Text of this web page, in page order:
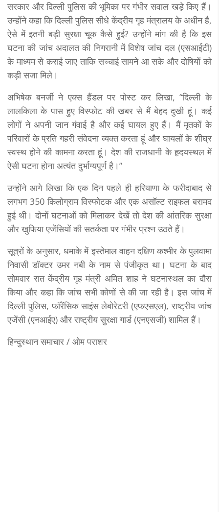
सरकार और दिल्ली पुलिस की भूमिका पर गंभीर सवाल खड़े किए हैं।
उन्होंने कहा कि दिल्ली पुलिस सीधे केंद्रीय गृह मंत्रालय के अधीन है,
ऐसे में इतनी बड़ी सुरक्षा चूक कैसे हुई? उन्होंने मांग की है कि इस
घटना की जांच अदालत की निगरानी में विशेष जांच दल (एसआईटी)
के माध्यम से कराई जाए ताकि सच्चाई सामने आ सके और दोषियों को
कड़ी सजा मिले।
अभिषेक बनर्जी ने एक्स हैंडल पर पोस्ट कर लिखा, “दिल्ली के
लालकिला के पास हुए विस्फोट की खबर से मैं बेहद दुखी हूं। कई
लोगों ने अपनी जान गंवाई है और कई घायल हुए हैं। मैं मृतकों के
परिवारों के प्रति गहरी संवेदना व्यक्त करता हूं और घायलों के शीघ्र
स्वस्थ होने की कामना करता हूं। देश की राजधानी के हृदयस्थल में
ऐसी घटना होना अत्यंत दुर्भाग्यपूर्ण है।”
उन्होंने आगे लिखा कि एक दिन पहले ही हरियाणा के फरीदाबाद से
लगभग 350 किलोग्राम विस्फोटक और एक असॉल्ट राइफल बरामद
हुई थी। दोनों घटनाओं को मिलाकर देखें तो देश की आंतरिक सुरक्षा
और खुफिया एजेंसियों की सतर्कता पर गंभीर प्रश्न उठते हैं।
सूत्रों के अनुसार, धमाके में इस्तेमाल वाहन दक्षिण कश्मीर के पुलवामा
निवासी डॉक्टर उमर नबी के नाम से पंजीकृत था। घटना के बाद
सोमवार रात केंद्रीय गृह मंत्री अमित शाह ने घटनास्थल का दौरा
किया और कहा कि जांच सभी कोणों से की जा रही है। इस जांच में
दिल्ली पुलिस, फॉरेंसिक साइंस लेबोरेटरी (एफएसएल), राष्ट्रीय जांच
एजेंसी (एनआईए) और राष्ट्रीय सुरक्षा गार्ड (एनएसजी) शामिल हैं।
हिन्दुस्थान समाचार / ओम पराशर